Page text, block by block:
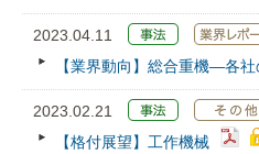
2023.04.11
【業界動向】総合重機―各
2023.02.21
【格付展望】工作機械